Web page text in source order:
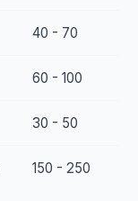
40 - 70
60 - 100
30 - 50
150 - 250